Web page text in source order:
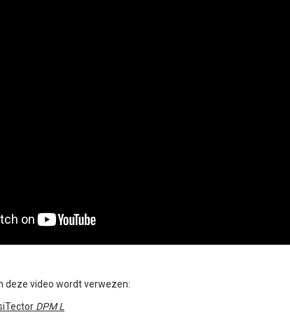
deze video wordt verwezen:
DPM L